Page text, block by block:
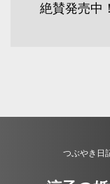
絶賛発売中！
つぶやき日